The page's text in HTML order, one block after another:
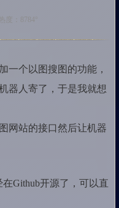
度：8784°
一个以图搜图的功能，
器人寄了，于是我就想
网站的接口然后让机器
Github开源了，可以直